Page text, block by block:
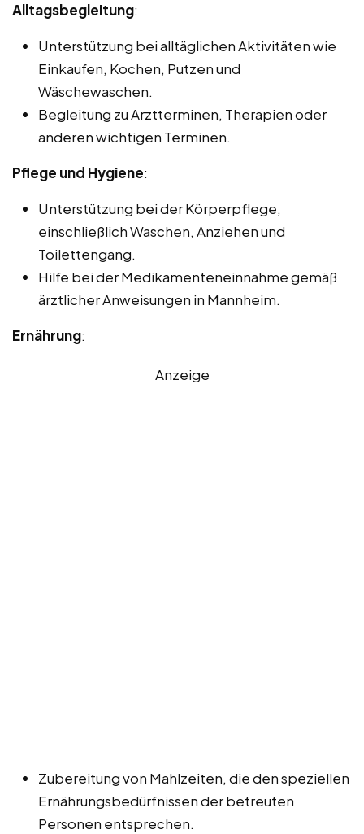
Alltagsbegleitung:
Unterstützung bei alltäglichen Aktivitäten wie
Einkaufen, Kochen, Putzen und
Wäschewaschen.
Begleitung zu Arztterminen, Therapien oder
anderen wichtigen Terminen.
Pflege und Hygiene:
Unterstützung bei der Körperpflege,
einschließlich Waschen, Anziehen und
Toilettengang.
Hilfe bei der Medikamenteneinnahme gemäß
ärztlicher Anweisungen in Mannheim.
Ernährung:
Anzeige
Zubereitung von Mahlzeiten, die den speziellen
Ernährungsbedürfnissen der betreuten
Personen entsprechen.